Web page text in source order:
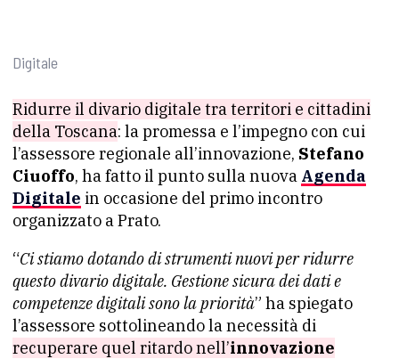
Digitale
Ridurre il divario digitale tra territori e cittadini
della Toscana: la promessa e l’impegno con cui
l’assessore regionale all’innovazione, Stefano
Ciuoffo, ha fatto il punto sulla nuova Agenda
Digitale in occasione del primo incontro
organizzato a Prato.
“Ci stiamo dotando di strumenti nuovi per ridurre
questo divario digitale. Gestione sicura dei dati e
competenze digitali sono la priorità” ha spiegato
l’assessore sottolineando la necessità di
recuperare quel ritardo nell’innovazione